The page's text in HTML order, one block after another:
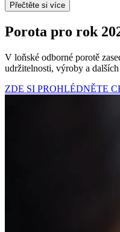
Přečtěte si více
Porota pro rok
V loňské odborné porotě
udržitelnosti, výroby a
ZDE SI PROHLÉDNĚTE